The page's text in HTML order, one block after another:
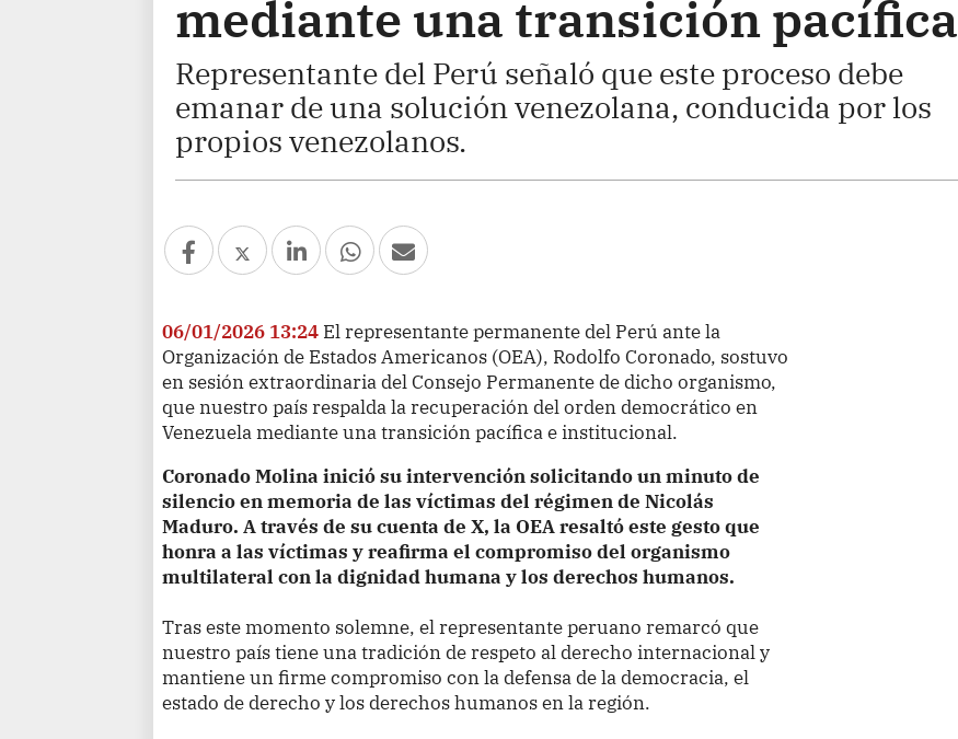
mediante una transición pacífica
Representante del Perú señaló que este proceso debe
emanar de una solución venezolana, conducida por los
propios venezolanos.
06/01/2026 13:24 El representante permanente del Perú ante la
Organización de Estados Americanos (OEA), Rodolfo Coronado, sostuvo
en sesión extraordinaria del Consejo Permanente de dicho organismo,
que nuestro país respalda la recuperación del orden democrático en
Venezuela mediante una transición pacífica e institucional.
Coronado Molina inició su intervención solicitando un minuto de
silencio en memoria de las víctimas del régimen de Nicolás
Maduro. A través de su cuenta de X, la OEA resaltó este gesto que
honra a las víctimas y reafirma el compromiso del organismo
multilateral con la dignidad humana y los derechos humanos.
Tras este momento solemne, el representante peruano remarcó que
nuestro país tiene una tradición de respeto al derecho internacional y
mantiene un firme compromiso con la defensa de la democracia, el
estado de derecho y los derechos humanos en la región.